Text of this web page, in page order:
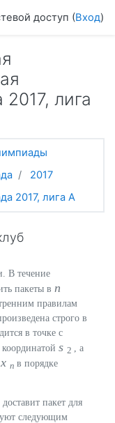
доступ (Вход)
лига
2017
2017, лига А
В течение
пакеты в n
правилам
строго в
в точке с
координатой s 2
, а
x n в порядке
пакет для
следующим